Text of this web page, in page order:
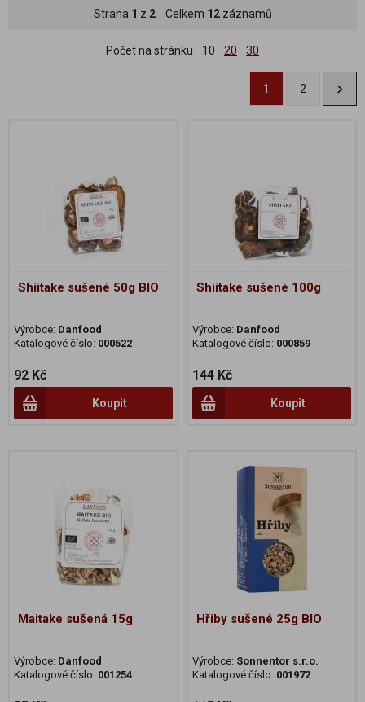
Strana 1 z 2Celkem 12záznamů
Počet na stránku 10 20 30
1 2
Shiitake sušené 50g BIO
Výrobce: Danfood
Katalogové číslo: 000522
92 Kč
Koupit
Shiitake sušené 100g
Výrobce: Danfood
Katalogové číslo: 000859
144 Kč
Koupit
Maitake sušená 15g
Výrobce: Danfood
Katalogové číslo: 001254
Hřiby sušené 25g BIO
Výrobce: Sonnentor s.r.o.
Katalogové číslo: 001972